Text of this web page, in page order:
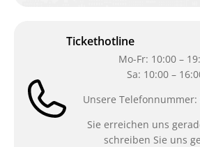
Tickethotline
Mo-Fr: 10:00 –
Sa: 10:00 –
Unsere Telefonnummer:
Sie erreichen uns
schreiben Sie uns